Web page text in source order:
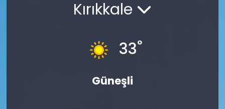
Kırıkkale
33°
Güneşli